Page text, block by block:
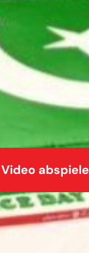
Video